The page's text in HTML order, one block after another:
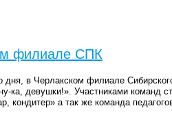
филиале СПК
в Черлакском филиале
ка, девушки!». Участниками команд
кондитер» а так же команда